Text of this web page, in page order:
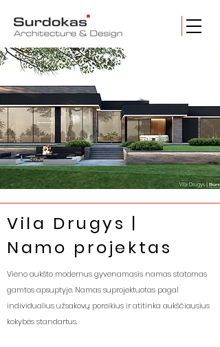
Vila Drugys |
Namo projektas
Vieno aukšto modernus gyvenamasis namas statomas
gamtos apsuptyje. Namas suprojektuotas pagal
individualius užsakovų poreikius ir atitinka aukščiausius
kokybės standartus.